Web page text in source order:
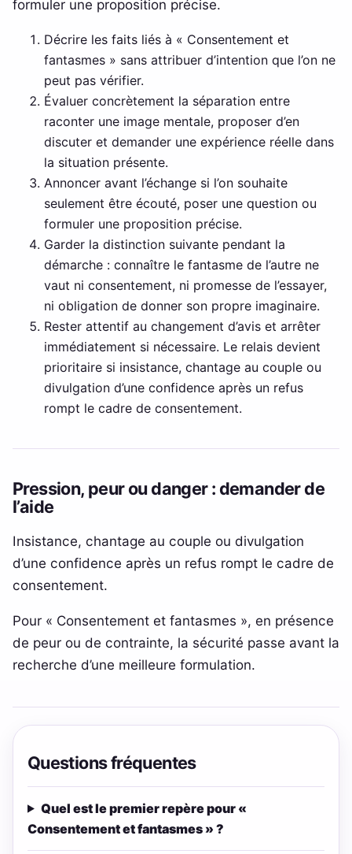
formuler une proposition précise.
Décrire les faits liés à « Consentement et
fantasmes » sans attribuer d’intention que l’on ne
peut pas vérifier.
Évaluer concrètement la séparation entre
raconter une image mentale, proposer d’en
discuter et demander une expérience réelle dans
la situation présente.
Annoncer avant l’échange si l’on souhaite
seulement être écouté, poser une question ou
formuler une proposition précise.
Garder la distinction suivante pendant la
démarche : connaître le fantasme de l’autre ne
vaut ni consentement, ni promesse de l’essayer,
ni obligation de donner son propre imaginaire.
Rester attentif au changement d’avis et arrêter
immédiatement si nécessaire. Le relais devient
prioritaire si insistance, chantage au couple ou
divulgation d’une confidence après un refus
rompt le cadre de consentement.
Pression, peur ou danger : demander de
l’aide
Insistance, chantage au couple ou divulgation
d’une confidence après un refus rompt le cadre de
consentement.
Pour « Consentement et fantasmes », en présence
de peur ou de contrainte, la sécurité passe avant la
recherche d’une meilleure formulation.
Questions fréquentes
Quel est le premier repère pour «
Consentement et fantasmes » ?